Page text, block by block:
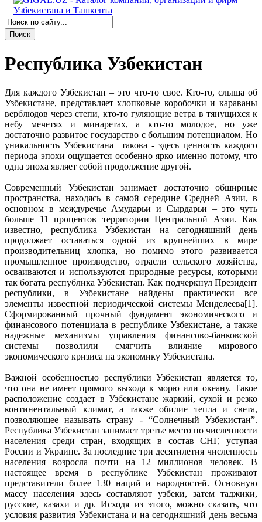
Республика Узбекистан
Для каждого Узбекистан – это что-то свое. Кто-то, слыша об
Узбекистане, представляет хлопковые коробочки и караваны
верблюдов через степи, кто-то гуляющие ветра в тянущихся к
небу мечетях и минаретах, а кто-то молодое, но уже
достаточно развитое государство с большим потенциалом. Но
уникальность Узбекистана такова - здесь ценность каждого
периода эпохи ощущается особенно ярко именно потому, что
одна эпоха являет собой продолжение другой.
Современный Узбекистан занимает достаточно обширные
пространства, находясь в самой середине Средней Азии, в
основном в междуречье Амударьи и Сырдарьи – это чуть
больше 11 процентов территории Центральной Азии. Как
известно, республика Узбекистан на сегодняшний день
продолжает оставаться одной из крупнейших в мире
производительниц хлопка, но помимо этого развивается
промышленное производство, отрасли сельского хозяйства,
осваиваются и используются природные ресурсы, которыми
так богата республика Узбекистан. Как подчеркнул Президент
республики, в Узбекистане найдены практически все
элементы известной периодической системы Менделеева[1].
Сформированный прочный фундамент экономического и
финансового потенциала в республике Узбекистане, а также
надежные механизмы управления финансово-банковской
системы позволили смягчить влияние мирового
экономического кризиса на экономику Узбекистана.
Важной особенностью республики Узбекистан является то,
что она не имеет прямого выхода к морю или океану. Такое
расположение создает в Узбекистане жаркий, сухой и резко
континентальный климат, а также обилие тепла и света,
позволяющее называть страну - “Солнечный Узбекистан”.
Республика Узбекистан занимает третье место по численности
населения среди стран, входящих в состав СНГ, уступая
России и Украине. За последние три десятилетия численность
населения возросла почти на 12 миллионов человек. В
настоящее время в республике Узбекистан проживают
представители более 130 наций и народностей. Основную
массу населения здесь составляют узбеки, затем таджики,
русские, казахи и др. Исходя из этого, можно сказать, что
условия развития Узбекистана и на сегодняшний день весьма